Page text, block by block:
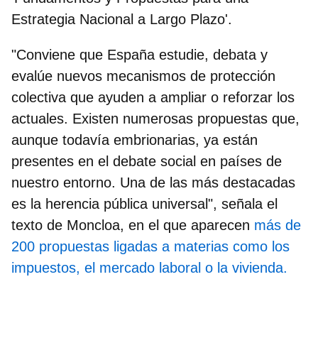
Estrategia Nacional a Largo Plazo'.
"Conviene que España estudie, debata y
evalúe nuevos mecanismos de protección
colectiva que ayuden a ampliar o reforzar los
actuales. Existen numerosas propuestas que,
aunque todavía embrionarias, ya están
presentes en el debate social en países de
nuestro entorno. Una de las más destacadas
es la herencia pública universal", señala el
texto de Moncloa, en el que aparecen más de
200 propuestas ligadas a materias como los
impuestos, el mercado laboral o la vivienda.